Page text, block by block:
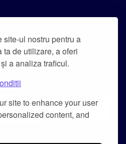
ul nostru pentru a
de utilizare, a oferi
a analiza traficul.
site to enhance your user
content, and
criteriu de sex și a